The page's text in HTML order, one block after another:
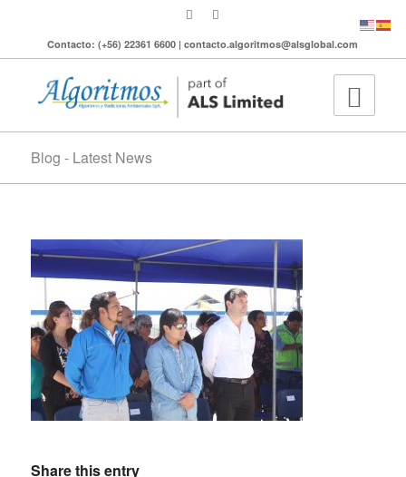
Contacto: (+56) 22361 6600 | contacto.algoritmos@alsglobal.com
Blog - Latest News
Share this entry